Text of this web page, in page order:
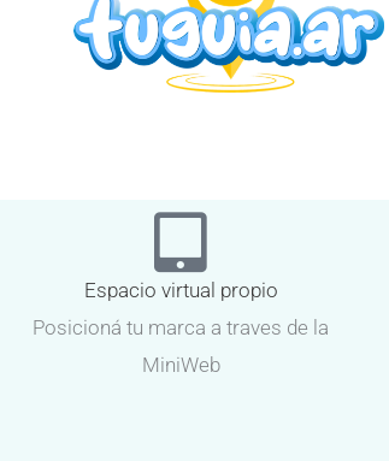
Espacio virtual propio
Posicioná tu marca a traves de la
MiniWeb